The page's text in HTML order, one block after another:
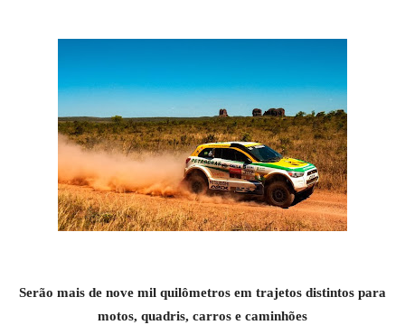
Serão mais de nove mil quilômetros em trajetos distintos para
motos, quadris, carros e caminhões